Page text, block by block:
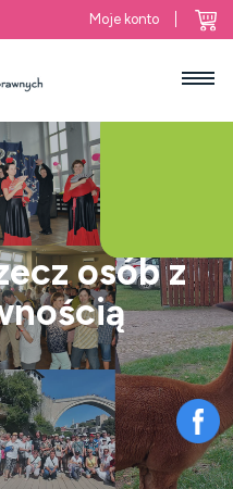
Moje konto
osóbz